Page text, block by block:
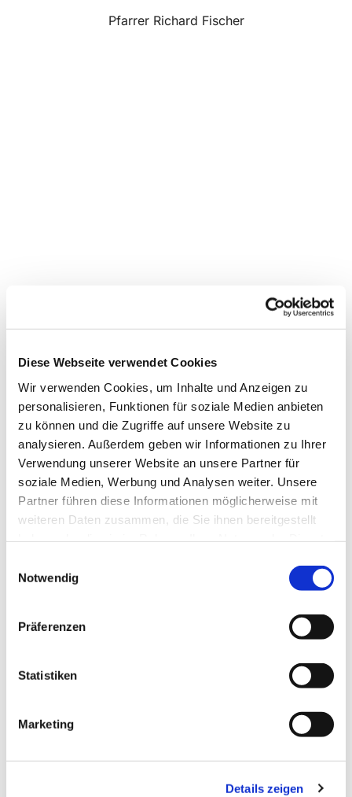
Diese Webseite verwendet Cookies
Wir verwenden Cookies, um Inhalte und Anzeigen zu
personalisieren, Funktionen für soziale Medien anbieten
zu können und die Zugriffe auf unsere Website zu
analysieren. Außerdem geben wir Informationen zu Ihrer
Verwendung unserer Website an unsere Partner für
soziale Medien, Werbung und Analysen weiter. Unsere
Partner führen diese Informationen möglicherweise mit
weiteren Daten zusammen, die Sie ihnen bereitgestellt
Notwendig
Präferenzen
Statistiken
Marketing
Details zeigen
Pfarrer Richard Fischer
Dies könnte Sie auch
interessieren